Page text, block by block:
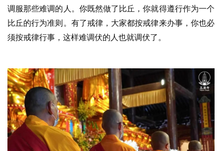
调服那些难调的人。你既然做了比丘，你就得遵行作为一个
比丘的行为准则。有了戒律，大家都按戒律来办事，你也必
须按戒律行事，这样难调伏的人也就调伏了。